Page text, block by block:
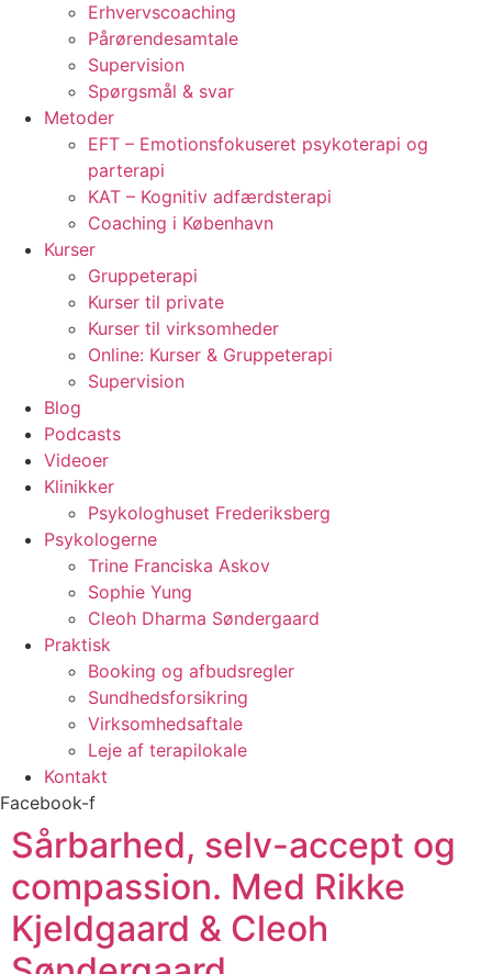
Erhvervscoaching
Pårørendesamtale
Supervision
Spørgsmål & svar
Metoder
EFT – Emotionsfokuseret psykoterapi og
parterapi
KAT – Kognitiv adfærdsterapi
Coaching i København
Kurser
Gruppeterapi
Kurser til private
Kurser til virksomheder
Online: Kurser & Gruppeterapi
Supervision
Blog
Podcasts
Videoer
Klinikker
Psykologhuset Frederiksberg
Psykologerne
Trine Franciska Askov
Sophie Yung
Cleoh Dharma Søndergaard
Praktisk
Booking og afbudsregler
Sundhedsforsikring
Virksomhedsaftale
Leje af terapilokale
Kontakt
Facebook-f
Sårbarhed, selv-accept og
compassion. Med Rikke
Kjeldgaard & Cleoh